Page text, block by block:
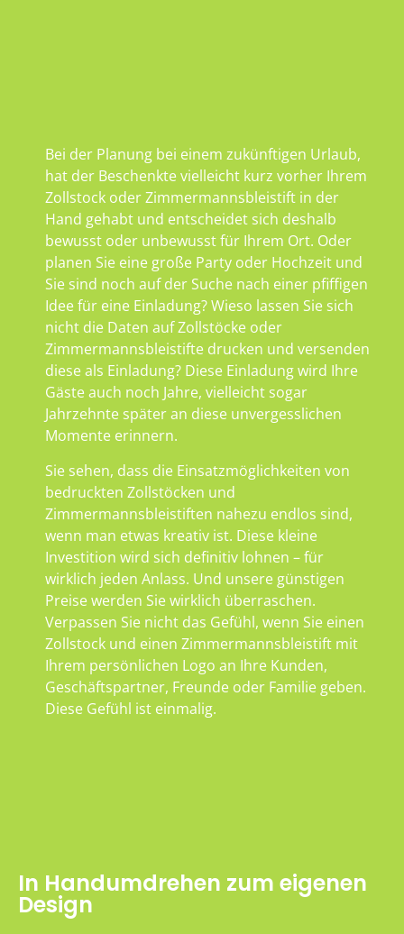
Bei der Planung bei einem zukünftigen Urlaub,
hat der Beschenkte vielleicht kurz vorher Ihrem
Zollstock oder Zimmermannsbleistift in der
Hand gehabt und entscheidet sich deshalb
bewusst oder unbewusst für Ihrem Ort. Oder
planen Sie eine große Party oder Hochzeit und
Sie sind noch auf der Suche nach einer pfiffigen
Idee für eine Einladung? Wieso lassen Sie sich
nicht die Daten auf Zollstöcke oder
Zimmermannsbleistifte drucken und versenden
diese als Einladung? Diese Einladung wird Ihre
Gäste auch noch Jahre, vielleicht sogar
Jahrzehnte später an diese unvergesslichen
Momente erinnern.
Sie sehen, dass die Einsatzmöglichkeiten von
bedruckten Zollstöcken und
Zimmermannsbleistiften nahezu endlos sind,
wenn man etwas kreativ ist. Diese kleine
Investition wird sich definitiv lohnen – für
wirklich jeden Anlass. Und unsere günstigen
Preise werden Sie wirklich überraschen.
Verpassen Sie nicht das Gefühl, wenn Sie einen
Zollstock und einen Zimmermannsbleistift mit
Ihrem persönlichen Logo an Ihre Kunden,
Geschäftspartner, Freunde oder Familie geben.
Diese Gefühl ist einmalig.
In Handumdrehen zum eigenen
Design